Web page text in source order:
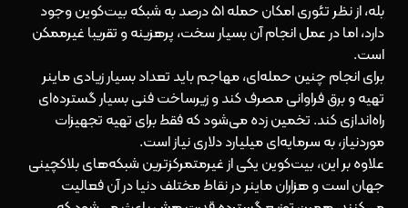
بله، از نظر تئوری امکان حمله ۵۱ درصد به شبکه بیت‌کوین وجود
دارد، اما در عمل انجام آن بسیار سخت، پرهزینه و تقریبا غیرممکن
است.
برای انجام چنین حمله‌ای، مهاجم باید تعداد بسیار زیادی ماینر
تهیه و برق فراوانی مصرف کند و زیرساخت فنی بسیار گسترده‌ای
راه‌اندازی کند. تخمین زده می‌شود که فقط برای تهیه تجهیزات
موردنیاز، به سرمایه‌ای میلیارد دلاری نیاز است.
علاوه بر این، بیت‌کوین یکی از غیرمتمرکزترین شبکه‌های بلاکچینی
جهان است و هزاران ماینر در نقاط مختلف دنیا در آن فعالیت